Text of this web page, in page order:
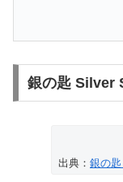
銀の匙 Silver
出典： 銀の